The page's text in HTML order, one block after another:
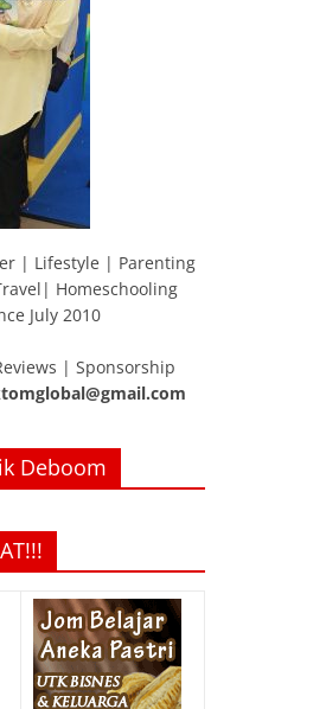
| Lifestyle | Parenting
Homeschooling
July 2010
| Sponsorship
Deboom